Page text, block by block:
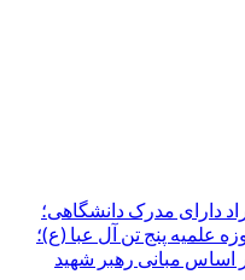
دارای مدرک دانشگاهی؛
علمیه پنج تن آل عبا (ع)؛
اساس مبانی رهبر شهید